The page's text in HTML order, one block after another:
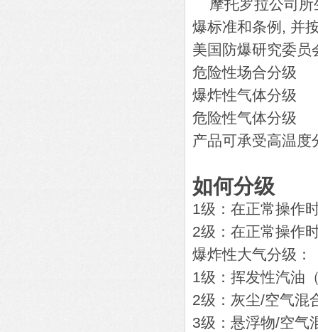
摩托罗拉公司所
爆标准和条例, 并
美国防爆研究委员
危险性场合分级
爆炸性气体分级
危险性气体分级
产品可承受高温度
如何分级
1级：在正常操作
2级：在正常操作
爆炸性大气分级：
1级：挥发性汽油
2级：灰尘/空气混
3级：悬浮物/空气